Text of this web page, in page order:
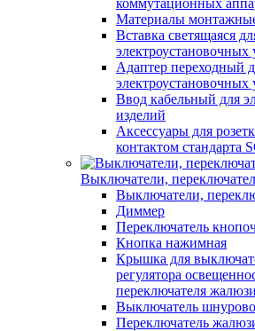
коммутационных
Материалы
Вставка светящаяся
электроустановочных
Адаптер переходный
электроустановочных
Ввод кабельный для
изделий
Аксессуары для
контактом стандарта
Выключатели,
Выключатели,
Диммер
Переключатель
Кнопка нажимная
Крышка для
регулятора
переключателя жалюзи
Выключатель
Переключатель